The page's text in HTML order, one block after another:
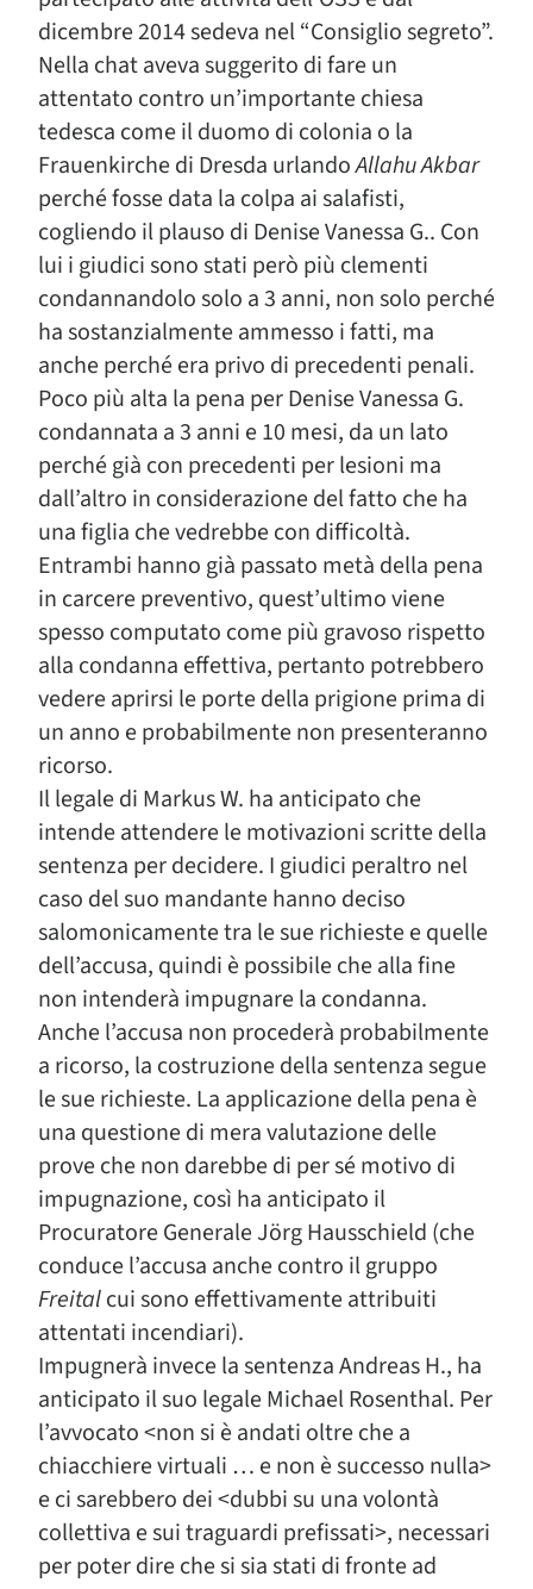
dicembre 2014 sedeva nel “Consiglio segreto”.
Nella chat aveva suggerito di fare un
attentato contro un’importante chiesa
tedesca come il duomo di colonia o la
Frauenkirche di Dresda urlandoAllahu Akbar
perché fosse data la colpa ai salafisti,
cogliendo il plauso di Denise Vanessa G.. Con
lui i giudici sono stati però più clementi
condannandolo solo a 3 anni, non solo perché
ha sostanzialmente ammesso i fatti, ma
anche perché era privo di precedenti penali.
Poco più alta la pena per Denise Vanessa G.
condannata a 3 anni e 10 mesi, da un lato
perché già con precedenti per lesioni ma
dall’altro in considerazione del fatto che ha
una figlia che vedrebbe con difficoltà.
Entrambi hanno già passato metà della pena
in carcere preventivo, quest’ultimo viene
spesso computato come più gravoso rispetto
alla condanna effettiva, pertanto potrebbero
vedere aprirsi le porte della prigione prima di
un anno e probabilmente non presenteranno
ricorso.
Il legale di Markus W. ha anticipato che
intende attendere le motivazioni scritte della
sentenza per decidere. I giudici peraltro nel
caso del suo mandante hanno deciso
salomonicamente tra le sue richieste e quelle
dell’accusa, quindi è possibile che alla fine
non intenderà impugnare la condanna.
Anche l’accusa non procederà probabilmente
a ricorso, la costruzione della sentenza segue
le sue richieste. La applicazione della pena è
una questione di mera valutazione delle
prove che non darebbe di per sé motivo di
impugnazione, così ha anticipato il
Procuratore Generale Jörg Hausschield (che
conduce l’accusa anche contro il gruppo
Freitalcui sono effettivamente attribuiti
attentati incendiari).
Impugnerà invece la sentenza Andreas H., ha
anticipato il suo legale Michael Rosenthal. Per
l’avvocato <non si è andati oltre che a
chiacchiere virtuali … e non è successo nulla>
e ci sarebbero dei <dubbi su una volontà
collettiva e sui traguardi prefissati>, necessari
per poter dire che si sia stati di fronte ad